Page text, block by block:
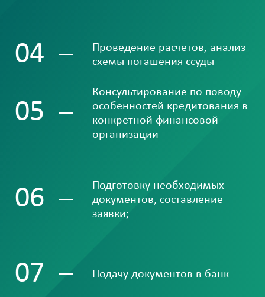
04
Проведение расчетов, анализ
схемы погашения ссуды
05
Консультирование по поводу
особенностей кредитования в
конкретной финансовой
организации
06
Подготовку необходимых
документов, составление
заявки;
07 Подачу документов в банк